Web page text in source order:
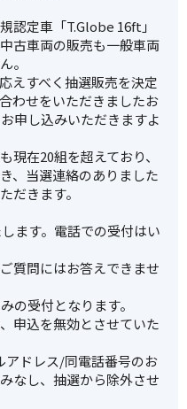
認定車「T.Globe 16ft」
古車両の販売も一般車両
。
えすべく抽選販売を決定
わせをいただきましたお
申し込みいただきますよ
現在20組を超えており、
、当選連絡のありました
だきます。
ます。電話での受付はい
質問にはお答えできませ
の受付となります。
申込を無効とさせていた
ドレス/同電話番号のお
なし、抽選から除外させ